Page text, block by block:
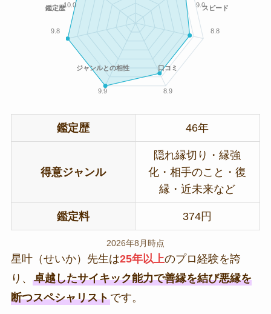
9.0スピード
8.8
口コミ
8.9
ジャンルとの相性
9.9
鑑定歴
9.8
10.0
鑑定歴 46年
得意ジャンル
隠れ縁切り・縁強
化・相手のこと・復
縁・近未来など
鑑定料 374円
2026年8月時点
星叶（せいか）先生は25年以上のプロ経験を誇
り、 卓越したサイキック能力で善縁を結び悪縁を
断つスペシャリストです。